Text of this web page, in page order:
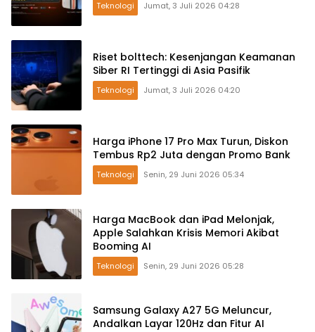
Teknologi Jumat, 3 Juli 2026 04:28
Riset bolttech: Kesenjangan Keamanan
Siber RI Tertinggi di Asia Pasifik
Teknologi Jumat, 3 Juli 2026 04:20
Harga iPhone 17 Pro Max Turun, Diskon
Tembus Rp2 Juta dengan Promo Bank
Teknologi Senin, 29 Juni 2026 05:34
Harga MacBook dan iPad Melonjak,
Apple Salahkan Krisis Memori Akibat
Booming AI
Teknologi Senin, 29 Juni 2026 05:28
Samsung Galaxy A27 5G Meluncur,
Andalkan Layar 120Hz dan Fitur AI